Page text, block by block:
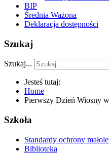
BIP
Średnia Ważona
Deklaracja dostępności
Szukaj
Szukaj...
Jesteś tutaj:
Home
Pierwszy Dzień Wiosny
Szkoła
Standardy ochrony
Biblioteka